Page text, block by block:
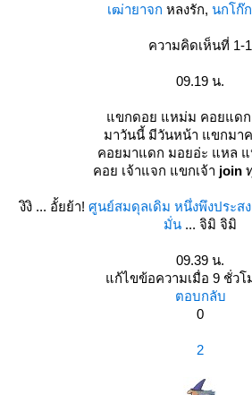
เฒ่ายาจก หลงรัก, นกโก๊ก
ความคิดเห็นที่ 1-1
09.19 น.
ขกดอย แหม่ม คอยแดก
มาวันนี้ มีวันหน้า แขกม
คอยมาแดก มอยอ่ะ แหล
คอย เจ้าแจก แขกเจ้า join
งิงิ ... อั้ยย้า! ศูนย์สมดุลเดิม หนึ่งพึงประส
มั่น ... จิมิ จิมิ
09.39 น.
ก้ไขข้อความเมื่อ 9 ชั่วโ
ตอบกลับ
0
2